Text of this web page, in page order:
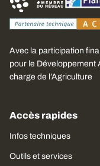
Avec la participation
pour le Développement
charge de l’Agriculture
Accès rapides
Infos techniques
Outils et services